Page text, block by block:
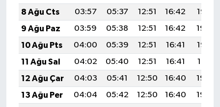
8 Ağu Cts
03:57 05:37 12:51 16:42
19:55
9 Ağu Paz
03:59 05:38 12:51 16:42
19:54
10 Ağu Pts
04:00 05:39 12:51 16:41
19:53
11 Ağu Sal
04:02 05:40 12:51 16:41
19:51
12 Ağu Çar
04:03 05:41 12:50 16:40
19:50
13 Ağu Per
04:04 05:42 12:50 16:40
19:49